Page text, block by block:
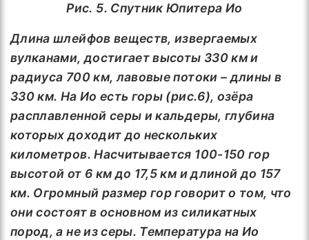
Рис. 5. Спутник Юпитера Ио
Длина шлейфов веществ, извергаемых
вулканами, достигает высоты 330 км и
радиуса 700 км, лавовые потоки – длины в
330 км. На Ио есть горы (рис.6), озёра
расплавленной серы и кальдеры, глубина
которых доходит до нескольких
километров. Насчитывается 100-150 гор
высотой от 6 км до 17,5 км и длиной до 157
км. Огромный размер гор говорит о том, что
они состоят в основном из силикатных
пород, а не из серы. Температура на Ио